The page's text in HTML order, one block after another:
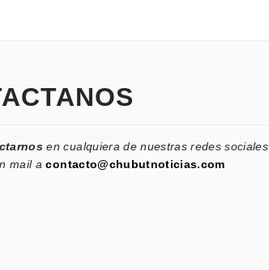
en cualquiera de nuestras redes sociales
mail acontacto@chubutnoticias.com